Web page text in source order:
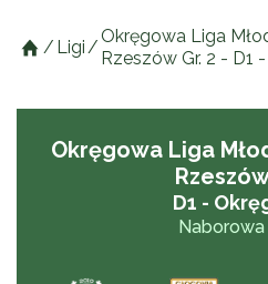
/ Ligi /
Okręgowa Liga
Rzeszów Gr. 2 - D1
Okręgowa Liga
D1 -
Naborowa